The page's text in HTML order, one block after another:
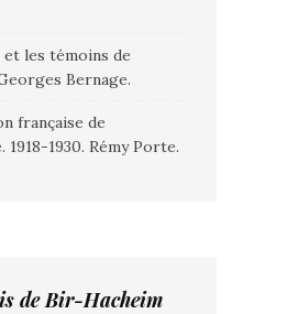
les témoins de
Bernage.
française de
1918-1930. Rémy Porte.
de Bir-Hacheim